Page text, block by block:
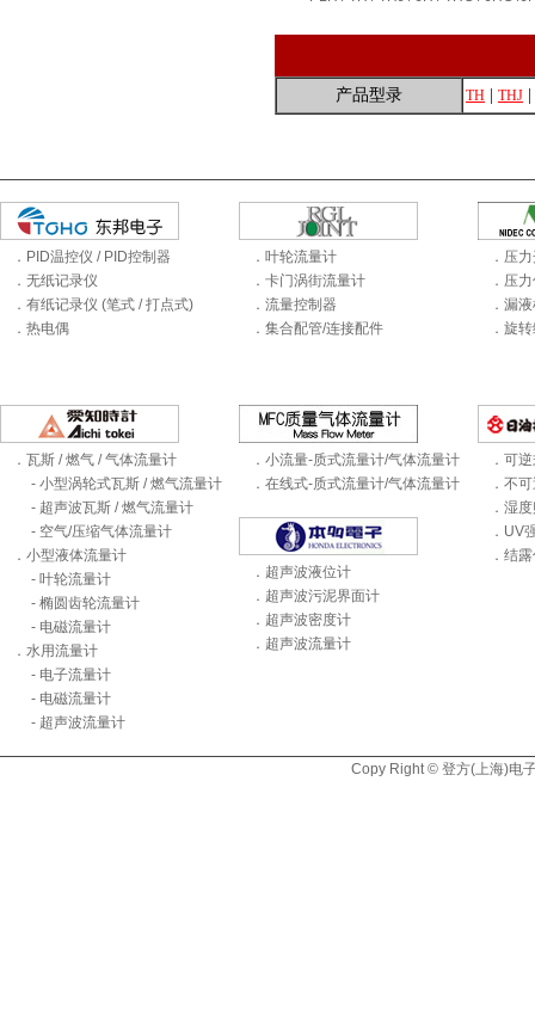
产品型录 TH THJ
．PID温控仪 / PID控制器
．无纸记录仪
．有纸记录仪 (笔式 / 打点式)
．热电偶
．叶轮流量计
．卡门涡街流量计
．流量控制器
．集合配管/连接配件
．压
．压
．漏
．旋
．瓦斯 / 燃气 / 气体流量计
- 小型涡轮式瓦斯 / 燃气流量计
- 超声波瓦斯 / 燃气流量计
- 空气/压缩气体流量计
．小型液体流量计
- 叶轮流量计
- 椭圆齿轮流量计
- 电磁流量计
．水用流量计
- 电子流量计
- 电磁流量计
- 超声波流量计
．小流量-质式流量计/气体流量计
．在线式-质式流量计/气体流量计
．超声波液位计
．超声波污泥界面计
．超声波密度计
．超声波流量计
．可
．不
．湿
．UV
．结
Copy Right © 登方(上海)